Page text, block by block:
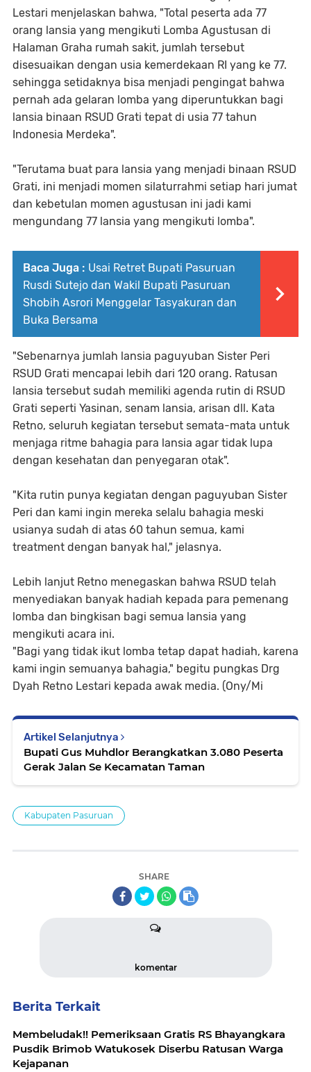
Lestari menjelaskan bahwa, "Total peserta ada 77
orang lansia yang mengikuti Lomba Agustusan di
Halaman Graha rumah sakit, jumlah tersebut
disesuaikan dengan usia kemerdekaan RI yang ke 77.
sehingga setidaknya bisa menjadi pengingat bahwa
pernah ada gelaran lomba yang diperuntukkan bagi
lansia binaan RSUD Grati tepat di usia 77 tahun
Indonesia Merdeka".
"Terutama buat para lansia yang menjadi binaan RSUD
Grati, ini menjadi momen silaturrahmi setiap hari jumat
dan kebetulan momen agustusan ini jadi kami
mengundang 77 lansia yang mengikuti lomba".
Baca Juga : Usai Retret Bupati Pasuruan
Rusdi Sutejo dan Wakil Bupati Pasuruan
Shobih Asrori Menggelar Tasyakuran dan
Buka Bersama
"Sebenarnya jumlah lansia paguyuban Sister Peri
RSUD Grati mencapai lebih dari 120 orang. Ratusan
lansia tersebut sudah memiliki agenda rutin di RSUD
Grati seperti Yasinan, senam lansia, arisan dll. Kata
Retno, seluruh kegiatan tersebut semata-mata untuk
menjaga ritme bahagia para lansia agar tidak lupa
dengan kesehatan dan penyegaran otak".
"Kita rutin punya kegiatan dengan paguyuban Sister
Peri dan kami ingin mereka selalu bahagia meski
usianya sudah di atas 60 tahun semua, kami
treatment dengan banyak hal," jelasnya.
Lebih lanjut Retno menegaskan bahwa RSUD telah
menyediakan banyak hadiah kepada para pemenang
lomba dan bingkisan bagi semua lansia yang
mengikuti acara ini.
"Bagi yang tidak ikut lomba tetap dapat hadiah, karena
kami ingin semuanya bahagia," begitu pungkas Drg
Dyah Retno Lestari kepada awak media. (Ony/Mi
Artikel Selanjutnya
Bupati Gus Muhdlor Berangkatkan 3.080 Peserta
Gerak Jalan Se Kecamatan Taman
Kabupaten Pasuruan
SHARE
komentar
Berita Terkait
Membeludak!! Pemeriksaan Gratis RS Bhayangkara
Pusdik Brimob Watukosek Diserbu Ratusan Warga
Kejapanan